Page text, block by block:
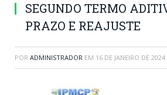
SEGUNDO TERMO
PRAZO E REAJUSTE
POR ADMINISTRADOR EM 16 DE JANEIRO DE 2024